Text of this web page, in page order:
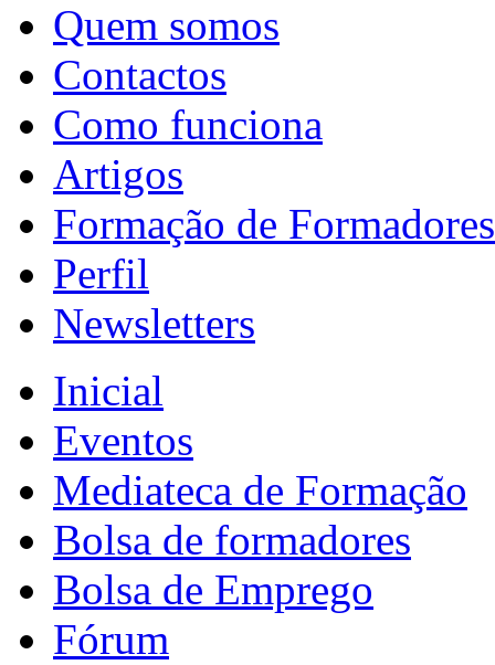
Quem somos
Contactos
Como funciona
Artigos
Formação de Formadores
Perfil
Newsletters
Inicial
Eventos
Mediateca de Formação
Bolsa de formadores
Bolsa de Emprego
Fórum